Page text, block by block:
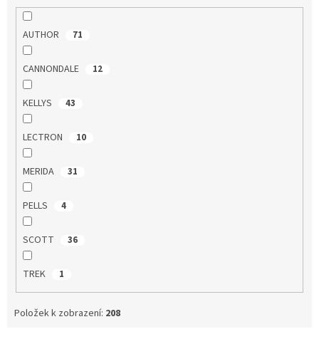
AUTHOR 71
CANNONDALE 12
KELLYS 43
LECTRON 10
MERIDA 31
PELLS 4
SCOTT 36
TREK 1
Položek k zobrazení: 208